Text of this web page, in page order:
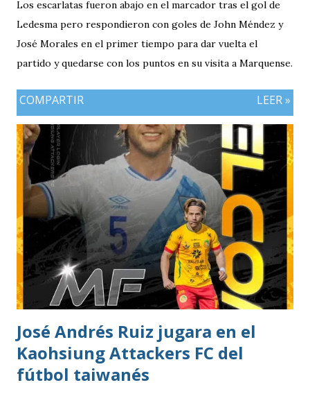
Los escarlatas fueron abajo en el marcador tras el gol de
Ledesma pero respondieron con goles de John Méndez y
José Morales en el primer tiempo para dar vuelta el
partido y quedarse con los puntos en su visita a Marquense.
COMPARTIR LEER »
José Andrés Ruiz jugara en el
Kaohsiung Attackers FC del
fútbol taiwanés